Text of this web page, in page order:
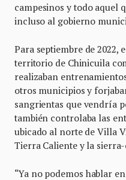
campesinos y todo aquel
incluso al gobierno
Para septiembre de 2022,
territorio de Chinicuila
realizaban
otros municipios y
sangrientas que vendría
también controlaba las
ubicado al norte de Villa
Tierra Caliente y la sierra-
“Ya no podemos hablar